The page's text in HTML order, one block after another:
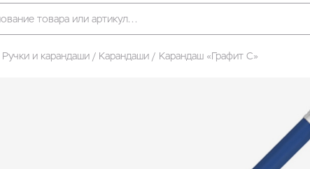
Ручки и карандаши Карандаши Карандаш «Графит C»